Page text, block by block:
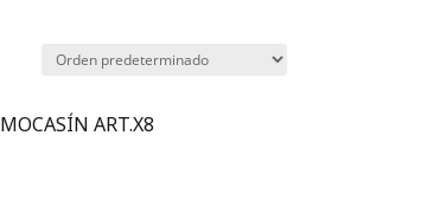
MOCASÍN ART.X8